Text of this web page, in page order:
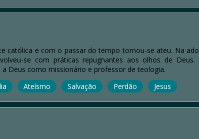
católica e com o passar do tempo tornou-se ateu. Na
se com práticas repugnantes aos olhos de
Deus como missionário e professor de teologia.
Ateísmo Salvação Perdão Jesus